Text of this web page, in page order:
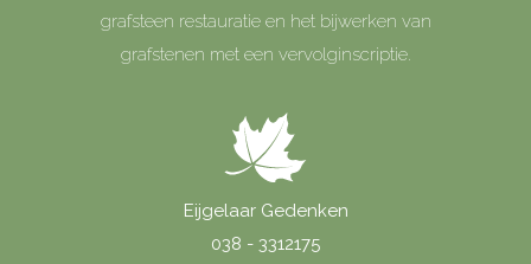
grafsteen restauratie en het bijwerken van
grafstenen met een vervolginscriptie.
Eijgelaar Gedenken
038 - 3312175